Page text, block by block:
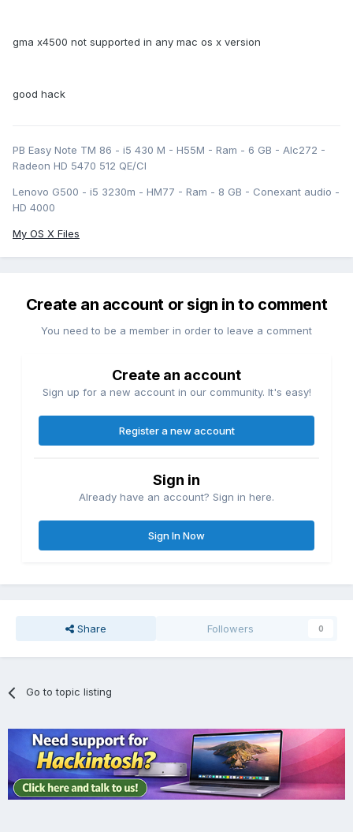
gma x4500 not supported in any mac os x version
good hack
PB Easy Note TM 86 - i5 430 M - H55M - Ram - 6 GB - Alc272 -
Radeon HD 5470 512 QE/CI
Lenovo G500 - i5 3230m - HM77 - Ram - 8 GB - Conexant audio -
HD 4000
My OS X Files
Create an account or sign in to comment
You need to be a member in order to leave a comment
Create an account
Sign up for a new account in our community. It's easy!
Register a new account
Sign in
Already have an account? Sign in here.
Sign In Now
Share Followers 0
Go to topic listing